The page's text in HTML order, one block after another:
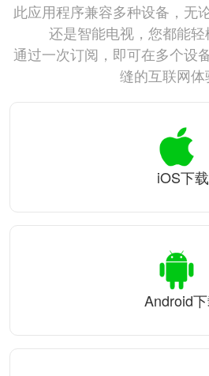
此应用程序兼容多种设备，无
还是智能电视，您都能轻
通过一次订阅，即可在多个设
缝的互联网体
iOS下载
Android